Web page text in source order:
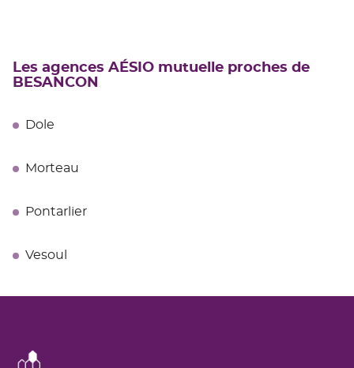
Les agences AÉSIO mutuelle proches de
BESANCON
Dole
Morteau
Pontarlier
Vesoul